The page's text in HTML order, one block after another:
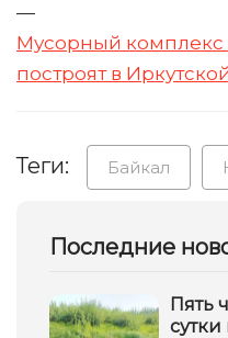
—
Мусорный комплекс
построят в
Теги: Байкал
Последние
Пять